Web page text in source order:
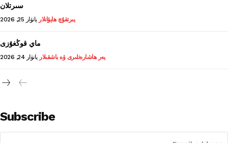
ئاناسەھىپە
سىرتلان
يىرتقۇچ ھايۋانلار يانۋار 25, 2026
ماي قوڭغۇزى
يەر ھاشارەتلىرى ۋە باشقىلار يانۋار 24, 2026
Subscribe